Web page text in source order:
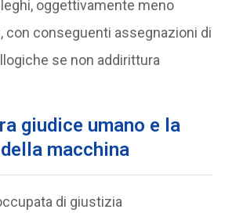
oggettivamente meno
con conseguenti assegnazioni di
se non addirittura
giudice umano e la
macchina
di giustizia